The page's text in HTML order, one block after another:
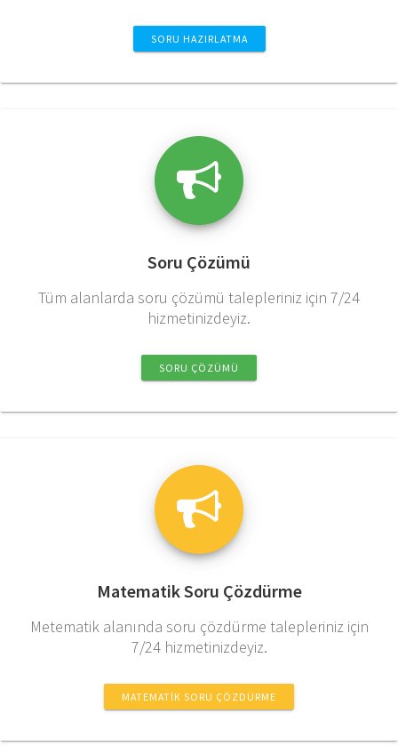
SORU HAZIRLATMA
Soru Çözümü
Tüm alanlarda soru çözümü talepleriniz için 7/24
hizmetinizdeyiz.
SORU ÇÖZÜMÜ
Matematik Soru Çözdürme
Metematik alanında soru çözdürme talepleriniz için
7/24 hizmetinizdeyiz.
MATEMATIK SORU ÇÖZDÜRME